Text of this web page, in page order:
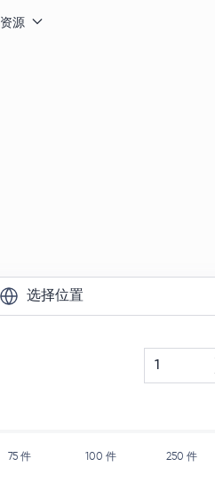
资源
选择位置
75 件 100 件 250 件